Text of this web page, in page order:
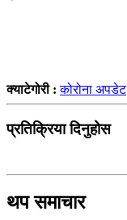
क्याटेगोरी :कोरोना अपडेट
प्रतिक्रिया दिनुहोस
थप समाचार